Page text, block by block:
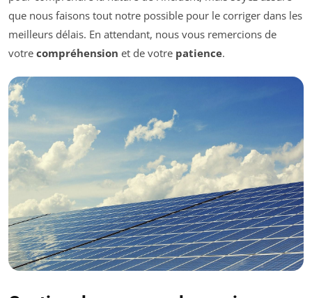
que nous faisons tout notre possible pour le corriger dans les
meilleurs délais. En attendant, nous vous remercions de
votre compréhension et de votre patience.